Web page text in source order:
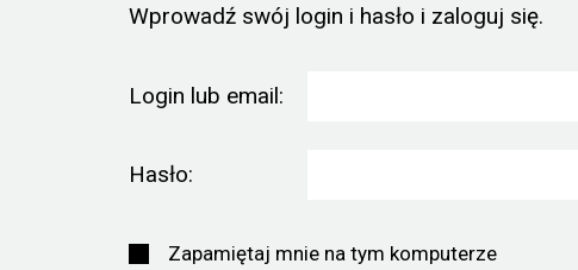
Wprowadź swój login i hasło i zaloguj się.
Login lub email:
Hasło:
Zapamiętaj mnie na tym komputerze